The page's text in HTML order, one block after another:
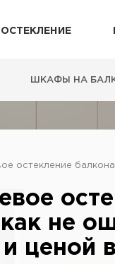
ОСТЕКЛЕНИЕ
ШКАФЫ НА
остекление балкона
не
ценой